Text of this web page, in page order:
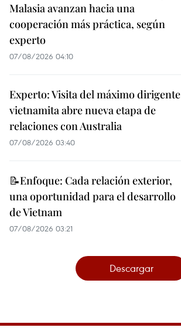
Malasia avanzan hacia una
cooperación más práctica, según
experto
07/08/2026 04:10
Experto: Visita del máximo dirigente
vietnamita abre nueva etapa de
relaciones con Australia
07/08/2026 03:40
📝Enfoque: Cada relación exterior,
una oportunidad para el desarrollo
de Vietnam
07/08/2026 03:21
Descargar